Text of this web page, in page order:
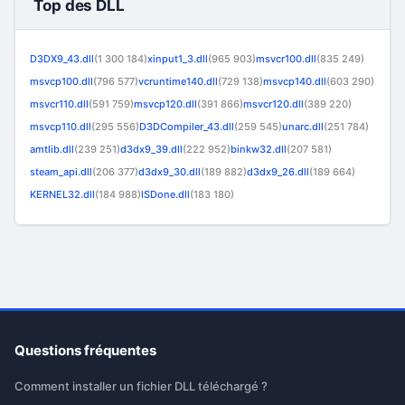
Top des DLL
D3DX9_43.dll(1 300 184)xinput1_3.dll(965 903)msvcr100.dll(835 249)
msvcp100.dll(796 577)vcruntime140.dll(729 138)msvcp140.dll(603 290)
msvcr110.dll(591 759)msvcp120.dll(391 866)msvcr120.dll(389 220)
msvcp110.dll(295 556)D3DCompiler_43.dll(259 545)unarc.dll(251 784)
amtlib.dll(239 251)d3dx9_39.dll(222 952)binkw32.dll(207 581)
steam_api.dll(206 377)d3dx9_30.dll(189 882)d3dx9_26.dll(189 664)
KERNEL32.dll(184 988)ISDone.dll(183 180)
Questions fréquentes
Comment installer un fichier DLL téléchargé ?